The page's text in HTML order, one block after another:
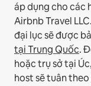
áp dụng cho các
Airbnb Travel LLC.
đại lục sẽ được
tại Trung Quốc.
hoặc trụ sở tại
host sẽ tuân theo